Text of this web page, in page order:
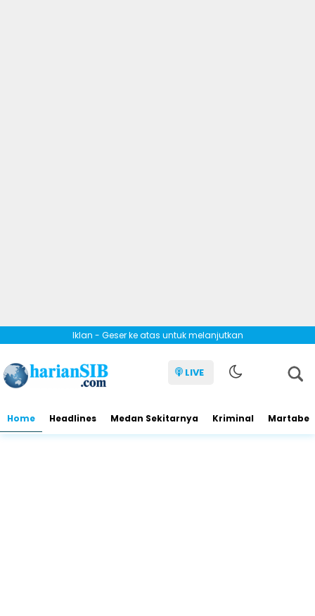
Iklan - Geser ke atas untuk melanjutkan
LIVE
Home Headlines Medan Sekitarnya Kriminal Martabe